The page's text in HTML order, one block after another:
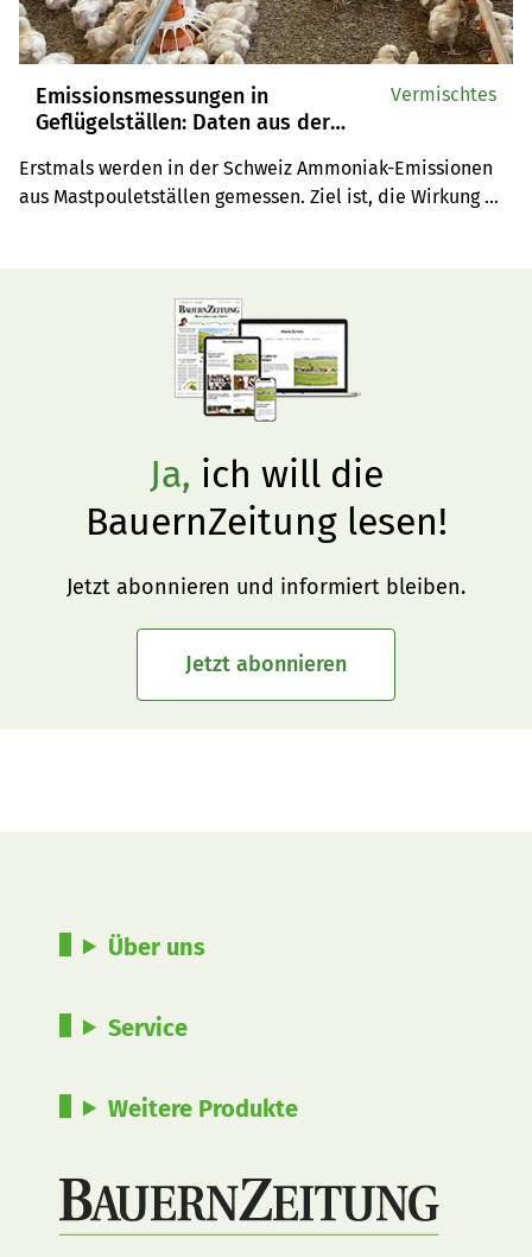
Emissionsmessungen in
Geflügelställen: Daten aus der
Erstmals werden in der Schweiz Ammoniak-Emissionen
aus Mastpouletställen gemessen. Ziel ist, die Wirkung
Vermischtes
Ja, ich will die
BauernZeitung lesen!
Jetzt abonnieren und informiert bleiben.
Jetzt abonnieren
Über uns
Service
Weitere Produkte